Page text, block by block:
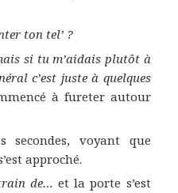
ton tel’ ?
si tu m’aidais plutôt à
c’est juste à quelques
à fureter autour
secondes, voyant que
approché.
de… et la porte s’est